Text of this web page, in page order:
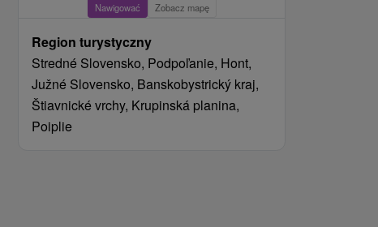
Nawigować Zobacz mapę
Region turystyczny
Stredné Slovensko, Podpoľanie, Hont,
Južné Slovensko, Banskobystrický kraj,
Štiavnické vrchy, Krupinská planina,
Poiplie